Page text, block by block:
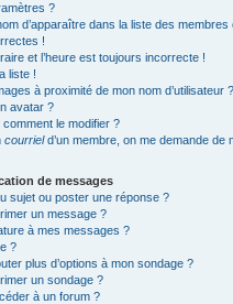
?
d’apparaître dans la liste des
!
et l’heure est toujours incorrecte !
liste !
à proximité de mon nom d’utilisateur ?
avatar ?
le modifier ?
courrield’un membre, on me demande de
de messages
sujet ou poster une réponse ?
un message ?
à mes messages ?
?
plus d’options à mon sondage ?
un sondage ?
à un forum ?